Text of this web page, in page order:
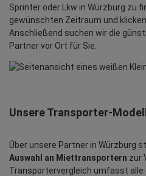
Sprinter oder Lkw in Würzburg zu
gewünschten Zeitraum und
Anschließend suchen wir die
Partner vor Ort für Sie.
Unsere Transporter-
Über unsere Partner in Würzburg
Auswahl an Miettransportern zur
Transportervergleich umfasst alle